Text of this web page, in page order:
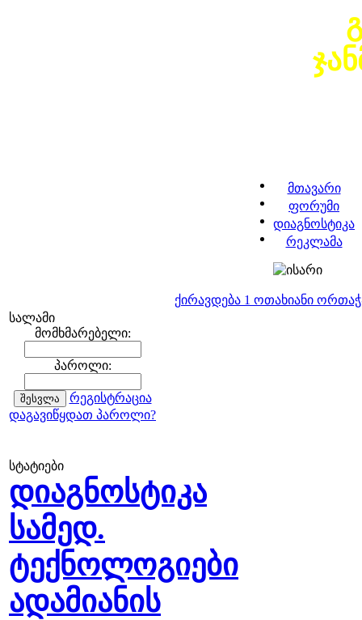
მთავარი
ფორუმი
დიაგნოსტიკა
რეკლამა
ქირავდება 1 ოთახიანი
სალამი
მომხმარებელი:
პაროლი:
რეგისტრაცია
დაგავიწყდათ პაროლი?
სტატიები
დიაგნოსტიკა
სამედ.
ტექნოლოგიები
ადამიანის